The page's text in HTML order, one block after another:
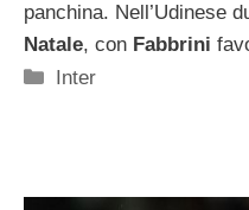
panchina. Nell’Udinese
Natale, con Fabbrini
Categorie
Inter